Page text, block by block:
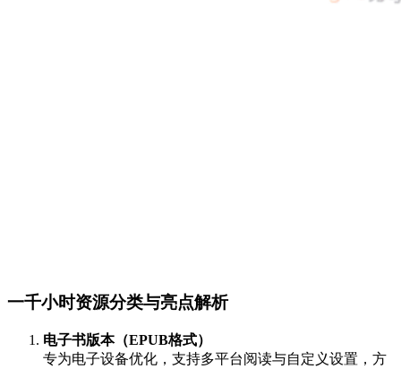
一千小时资源分类与亮点解析
电子书版本（EPUB格式）
专为电子设备优化，支持多平台阅读与自定义设置，方